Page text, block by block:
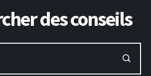
des conseils